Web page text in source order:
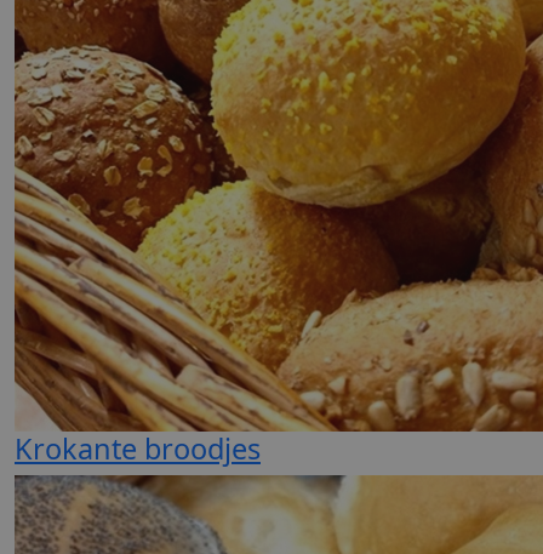
Krokante broodjes